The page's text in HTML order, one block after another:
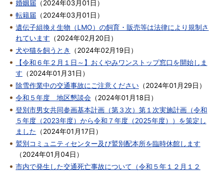
婚姻届 （2024年03月01日 ）
転籍届 （2024年03月01日 ）
遺伝子組換え生物（LMO）の飼育・販売等は法律により規制さ
れています （2024年02月20日 ）
犬や猫を飼うとき
（2024年02月19日 ）
【令和６年２月１日～】おくやみワンストップ窓口を開始しま
す （2024年01月31日 ）
除雪作業中の交通事故にご注意ください （2024年01月29日 ）
令和５年度 地区懇談会 （2024年01月18日 ）
登別市男女共同参画基本計画（第３次）第１次実施計画（令和
５年度（2023年度）から令和７年度（2025年度））を策定し
ました （2024年01月17日 ）
鷲別コミュニティセンター及び鷲別配本所を臨時休館します
（2024年01月04日 ）
市内で発生した交通死亡事故について（令和５年１２月１２